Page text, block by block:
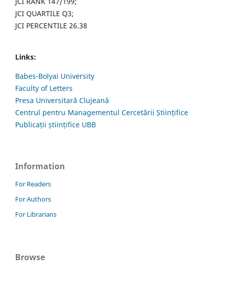
JCI QUARTILE Q3;
JCI PERCENTILE 26.38
Links:
Babes-Bolyai University
Faculty of Letters
Presa Universitară Clujeană
Centrul pentru Managementul Cercetării Științifice
Publicații științifice UBB
Information
For Readers
For Authors
For Librarians
Browse